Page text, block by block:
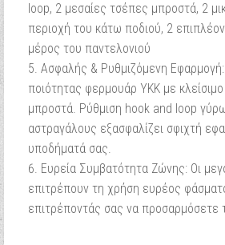
loop, 2 μεσαίες τσέπες μπροστά, 2
περιοχή του κάτω ποδιού, 2
μέρος του παντελονιού
Ασφαλής & Ρυθμιζόμενη
ποιότητας φερμουάρ YKK με
μπροστά. Ρύθμιση hook and loop
αστραγάλους εξασφαλίζει σφιχτή
υποδήματά σας.
Ευρεία Συμβατότητα Ζώνης: Οι
επιτρέπουν τη χρήση ευρέος
επιτρέποντάς σας να προσαρμόσετε